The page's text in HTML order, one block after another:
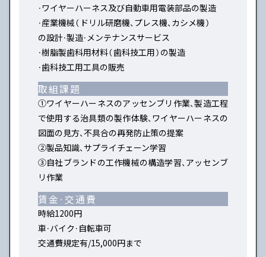
・ワイヤーハーネス及び自動車用電装部品の製造
・産業機械（ドリル研磨機、プレス機、カシメ機）
の設計・製造・メンテナンスサービス
・樹脂製歯科用材料（歯科技工用）の製造
・歯科技工用工具の販売
取組課題
①ワイヤーハーネスのアッセンブリ作業、製造工程
で使用する治具類の製作体験、ワイヤーハーネスの
図面の見方、不具合の再発防止策の提案
②製品知識、サプライチェーン学習
③自社ブランドの工作機械の構造学習、アッセンブ
リ作業
賃金・交通費
時給1200円
車・バイク・自転車可
交通費規定有/15,000円まで